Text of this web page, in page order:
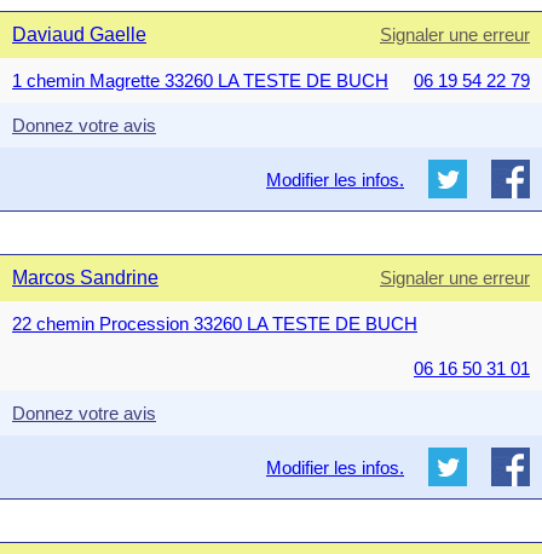
Daviaud Gaelle Signaler une erreur
1 chemin Magrette 33260 LA TESTE DE BUCH 06 19 54 22 79
Donnez votre avis
Modifier les infos.
Marcos Sandrine Signaler une erreur
22 chemin Procession 33260 LA TESTE DE BUCH
06 16 50 31 01
Donnez votre avis
Modifier les infos.